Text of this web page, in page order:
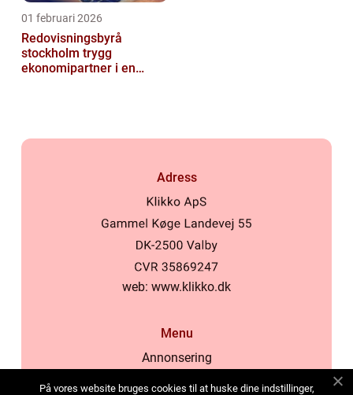
01 februari 2026
Redovisningsbyrå
stockholm trygg
ekonomipartner i en
Adress
web: www.klikko.dk
Menu
Annonsering
På vores website bruges cookies til at huske dine indstillinger,